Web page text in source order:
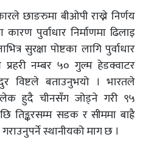
छाङरुमा बीओपी राख्ने निर्णय
पुर्वाधार निर्माणमा ढिलाइ
सुरक्षा पोष्टका लागि पुर्वाधार
प्रहरी नम्बर ५० गुल्म हेडक्वाटर
विष्टले बताउनुभयो । भारतले
हुदै चीनसँग जोड्ने गरी ९५
तिङ्करसम्म सडक र सीममा बाह्रै
स्थानीयको माग छ ।